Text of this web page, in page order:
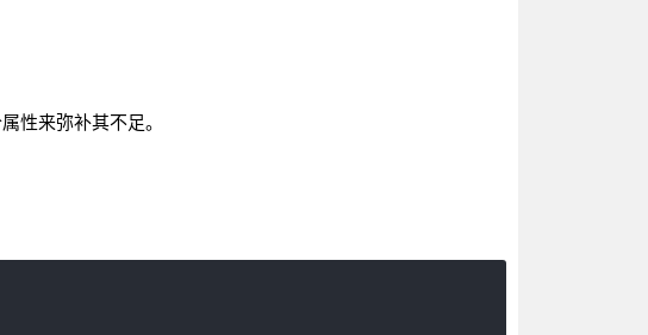
性来弥补其不足。